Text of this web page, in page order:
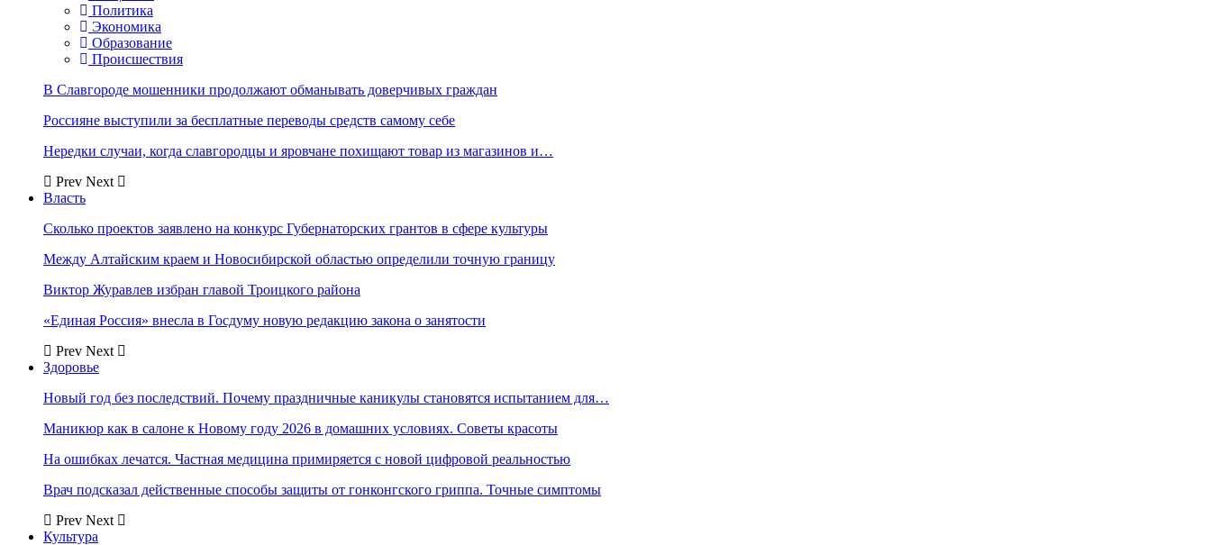
Политика
Экономика
Образование
Происшествия
В Славгороде мошенники продолжают обманывать доверчивых граждан
Россияне выступили за бесплатные переводы средств самому себе
Нередки случаи, когда славгородцы и яровчане похищают товар из магазинов и…
Prev Next
Власть
Сколько проектов заявлено на конкурс Губернаторских грантов в сфере культуры
Между Алтайским краем и Новосибирской областью определили точную границу
Виктор Журавлев избран главой Троицкого района
«Единая Россия» внесла в Госдуму новую редакцию закона о занятости
Prev Next
Здоровье
Новый год без последствий. Почему праздничные каникулы становятся испытанием для…
Маникюр как в салоне к Новому году 2026 в домашних условиях. Советы красоты
На ошибках лечатся. Частная медицина примиряется с новой цифровой реальностью
Врач подсказал действенные способы защиты от гонконгского гриппа. Точные симптомы
Prev Next
Культура